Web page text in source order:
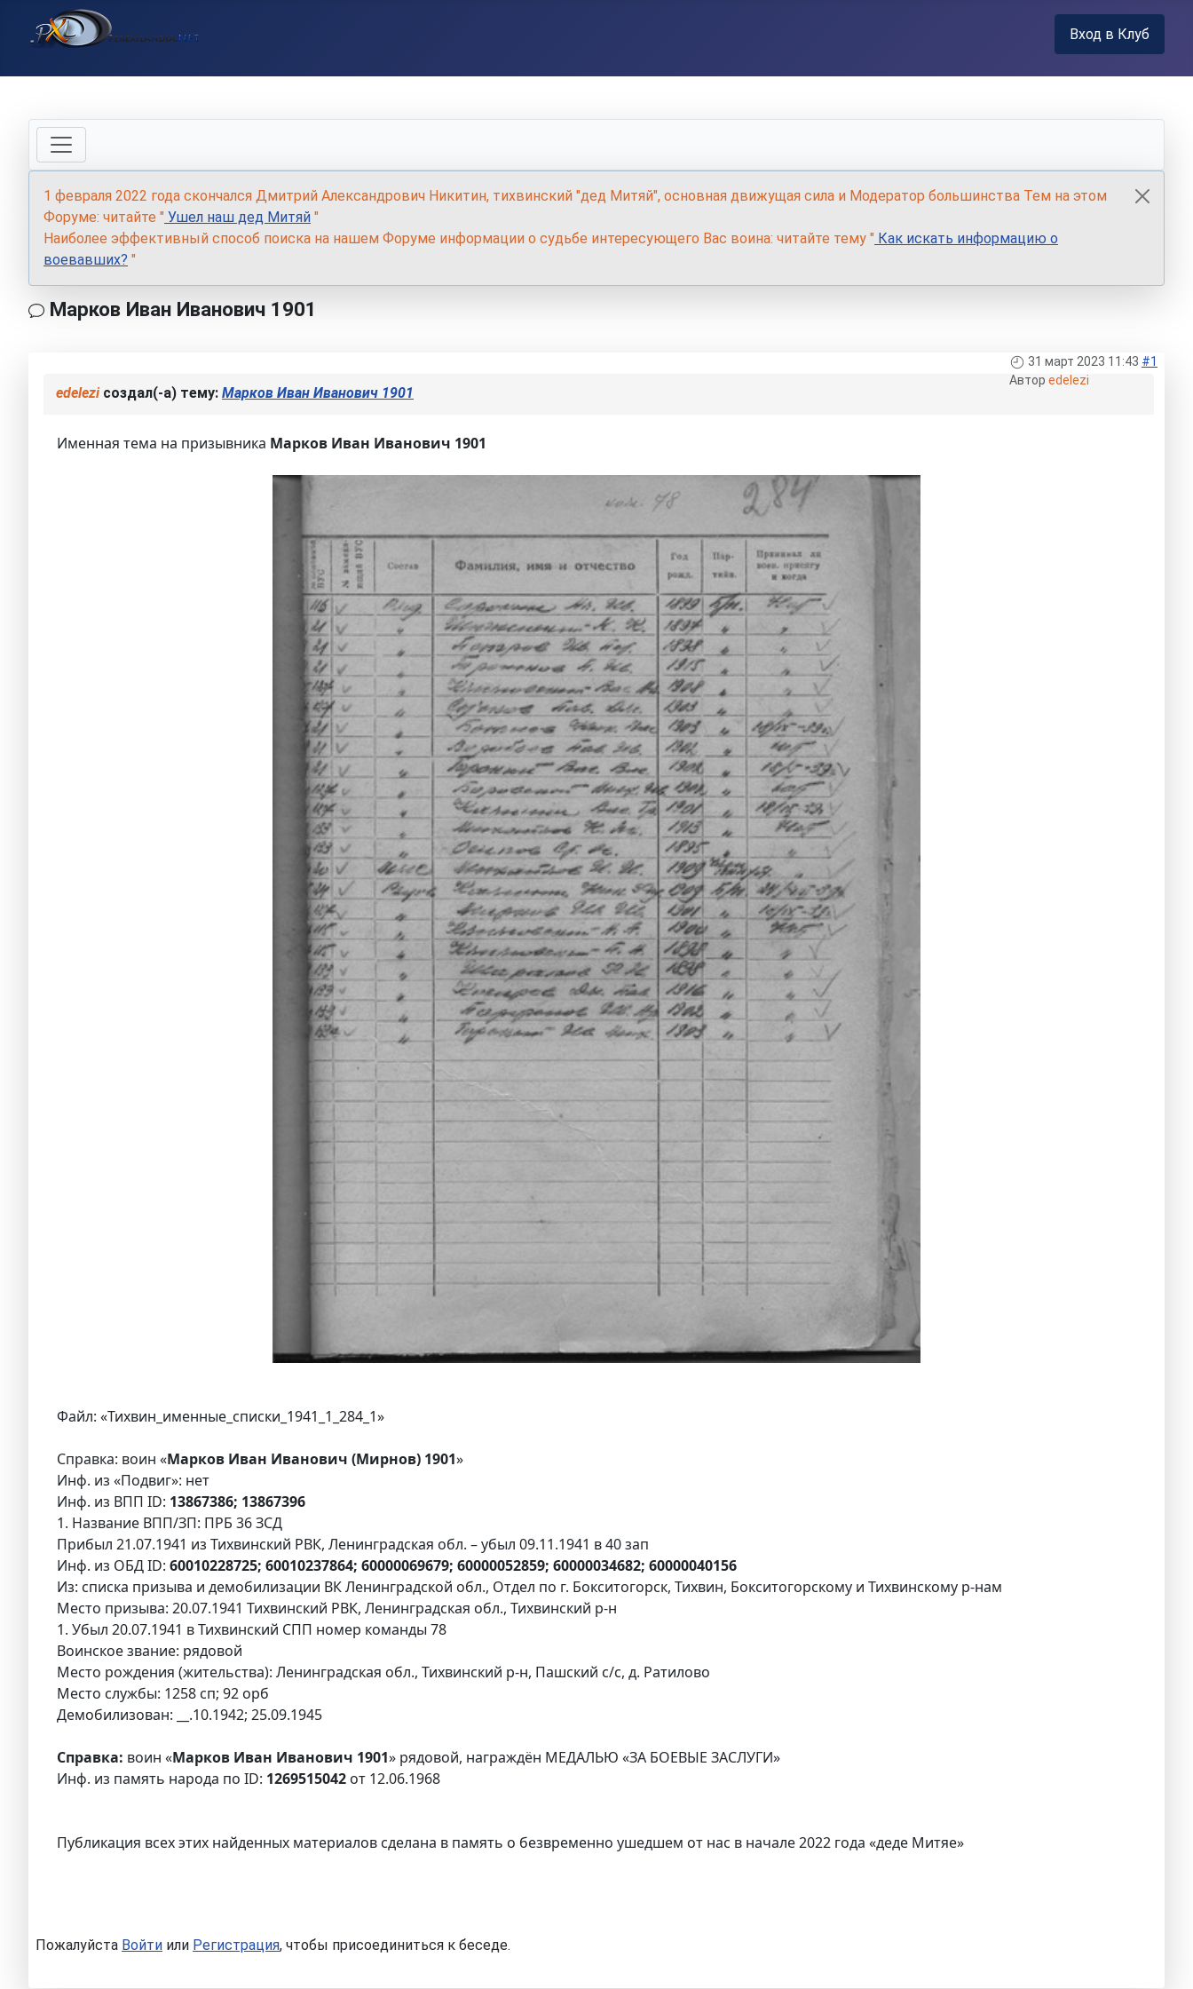
Вход в Клуб
1 февраля 2022 года скончался Дмитрий Александрович Никитин, тихвинский "дед Митяй", основная движущая сила и Модератор большинства Тем на этом
Форуме: читайте " Ушел наш дед Митяй "
Наиболее эффективный способ поиска на нашем Форуме информации о судьбе интересующего Вас воина: читайте тему " Как искать информацию о
воевавших? "
Марков Иван Иванович 1901
31 март 2023 11:43 #1
Автор edelezi
edeleziсоздал(-а) тему: Марков Иван Иванович 1901
Именная тема на призывника Марков Иван Иванович 1901
Файл: «Тихвин_именные_списки_1941_1_284_1»
Справка: воин «Марков Иван Иванович (Мирнов) 1901»
Инф. из «Подвиг»: нет
Инф. из ВПП ID: 13867386; 13867396
1. Название ВПП/ЗП: ПРБ 36 ЗСД
Прибыл 21.07.1941 из Тихвинский РВК, Ленинградская обл. – убыл 09.11.1941 в 40 зап
Инф. из ОБД ID: 60010228725; 60010237864; 60000069679; 60000052859; 60000034682; 60000040156
Из: списка призыва и демобилизации ВК Ленинградской обл., Отдел по г. Бокситогорск, Тихвин, Бокситогорскому и Тихвинскому р-нам
Место призыва: 20.07.1941 Тихвинский РВК, Ленинградская обл., Тихвинский р-н
1. Убыл 20.07.1941 в Тихвинский СПП номер команды 78
Воинское звание: рядовой
Место рождения (жительства): Ленинградская обл., Тихвинский р-н, Пашский с/с, д. Ратилово
Место службы: 1258 сп; 92 орб
Демобилизован: __.10.1942; 25.09.1945
Справка: воин «Марков Иван Иванович 1901» рядовой, награждён МЕДАЛЬЮ «ЗА БОЕВЫЕ ЗАСЛУГИ»
Инф. из память народа по ID: 1269515042 от 12.06.1968
Публикация всех этих найденных материалов сделана в память о безвременно ушедшем от нас в начале 2022 года «деде Митяе»
Пожалуйста Войти или Регистрация, чтобы присоединиться к беседе.